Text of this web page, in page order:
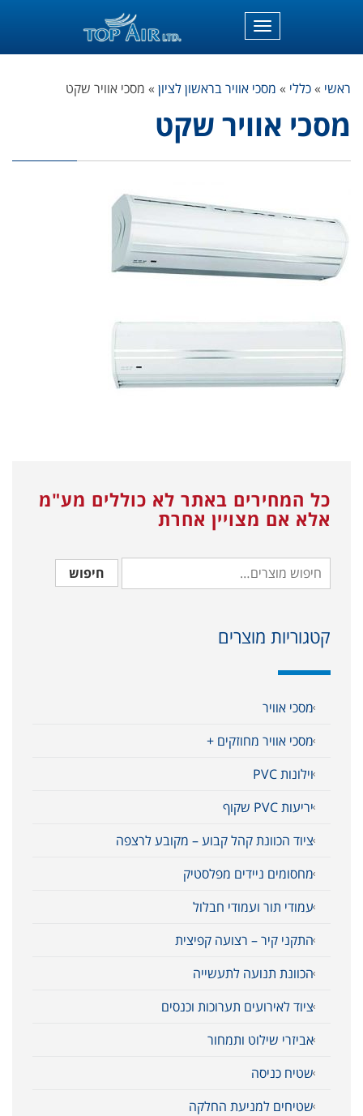
תפריט
ראשי »כללי » מסכי אוויר בראשון לציון » מסכי אוויר שקט
מסכי אוויר שקט
כל המחירים באתר לא כוללים מע"מ
אלא אם מצויין אחרת
חיפוש
קטגוריות מוצרים
מסכי אוויר
מסכי אוויר מחוזקים +
וילונות PVC
יריעות PVC שקוף
ציוד הכוונת קהל קבוע – מקובע לרצפה
מחסומים ניידים מפלסטיק
עמודי תור ועמודי חבלול
התקני קיר – רצועה קפיצית
הכוונת תנועה לתעשייה
ציוד לאירועים תערוכות וכנסים
אביזרי שילוט ותמחור
שטיח כניסה
שטיחים למניעת החלקה